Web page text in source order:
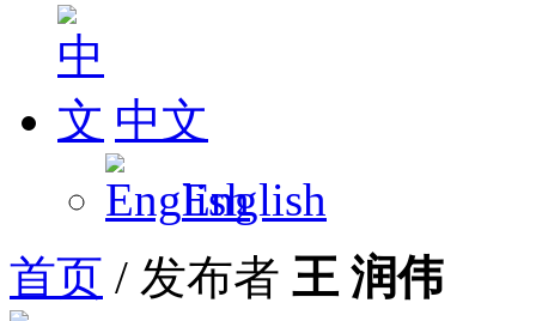
中文
English
首页 / 发布者 王 润伟